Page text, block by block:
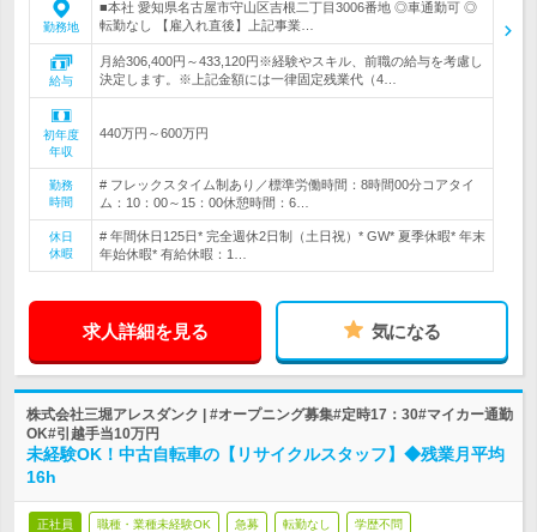
勤務地
■本社 愛知県名古屋市守山区吉根二丁目3006番地 ◎車通勤可 ◎
転勤なし 【雇入れ直後】上記事業…
給与
月給306,400円～433,120円※経験やスキル、前職の給与を考慮し
決定します。※上記金額には一律固定残業代（4…
初年度
年収
440万円～600万円
勤務
時間
# フレックスタイム制あり／標準労働時間：8時間00分コアタイ
ム：10：00～15：00休憩時間：6…
休日
休暇
# 年間休日125日* 完全週休2日制（土日祝）* GW* 夏季休暇* 年末
年始休暇* 有給休暇：1…
求人詳細を見る 気になる
株式会社三堀アレスダンク | #オープニング募集#定時17：30#マイカー通勤
OK#引越手当10万円
未経験OK！中古自転車の【リサイクルスタッフ】◆残業月平均
16h
正社員 職種・業種未経験OK 急募 転勤なし 学歴不問